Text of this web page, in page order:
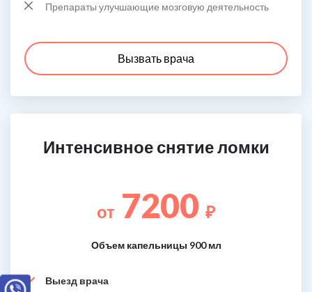
Препараты улучшающие мозговую деятельность
Вызвать врача
Интенсивное снятие ломки
от 7200 ₽
Объем капельницы 900 мл
Выезд врача